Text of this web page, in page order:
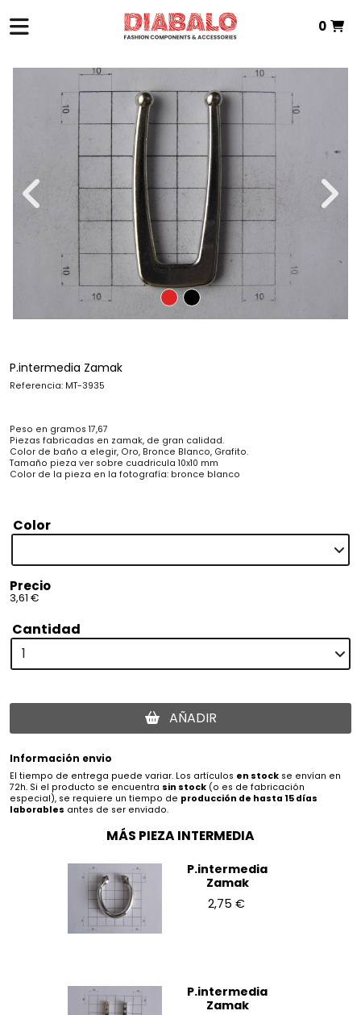
0
VER CESTA
P.intermedia Zamak
Referencia: MT-3935
Peso en gramos 17,67
Piezas fabricadas en zamak, de gran calidad.
Color de baño a elegir, Oro, Bronce Blanco, Grafito.
Tamaño pieza ver sobre cuadricula 10x10 mm
Color de la pieza en la fotografía: bronce blanco
Color
Precio
3,61 €
Cantidad
AÑADIR
Información envio
El tiempo de entrega puede variar. Los artículos en stock se envían en
72h. Si el producto se encuentra sin stock (o es de fabricación
especial), se requiere un tiempo de producción de hasta 15 días
laborables antes de ser enviado.
MÁS PIEZA INTERMEDIA
P.intermedia
Zamak
2,75 €
P.intermedia
Zamak